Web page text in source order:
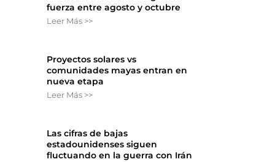
fuerza entre agosto y octubre
Leer Más >>
Proyectos solares vs
comunidades mayas entran en
nueva etapa
Leer Más >>
Las cifras de bajas
estadounidenses siguen
fluctuando en la guerra con Irán